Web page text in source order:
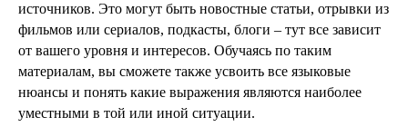
источников. Это могут быть новостные статьи, отрывки из
фильмов или сериалов, подкасты, блоги – тут все зависит
от вашего уровня и интересов. Обучаясь по таким
материалам, вы сможете также усвоить все языковые
нюансы и понять какие выражения являются наиболее
уместными в той или иной ситуации.